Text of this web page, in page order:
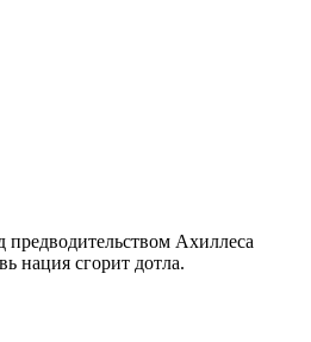
Ахиллеса
нация сгорит дотла.